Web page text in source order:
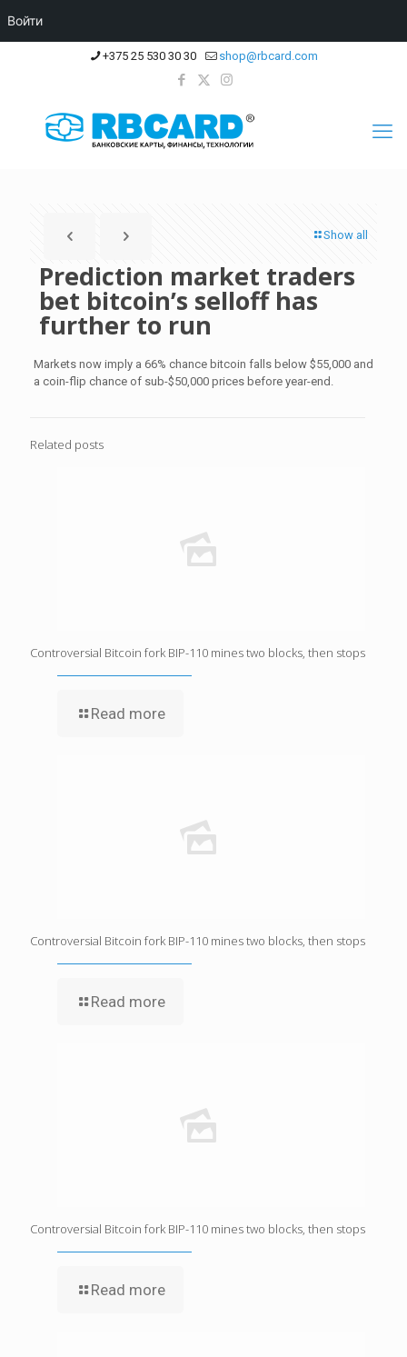
+375 25 530 30 30 shop@rbcard.com
Show all
Prediction market traders
bet bitcoin’s selloff has
further to run
Markets now imply a 66% chance bitcoin falls below $55,000 and
a coin-flip chance of sub-$50,000 prices before year-end.
Related posts
Controversial Bitcoin fork BIP-110 mines two blocks, then stops
Read more
Controversial Bitcoin fork BIP-110 mines two blocks, then stops
Read more
Controversial Bitcoin fork BIP-110 mines two blocks, then stops
Read more
Войти